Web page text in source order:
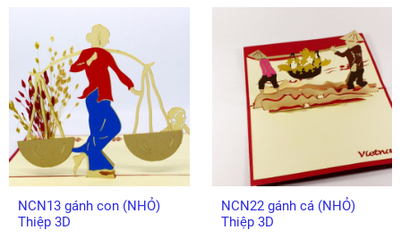
NCN13 gánh con (NHỎ)
Thiệp 3D
NCN22 gánh cá (NHỎ)
Thiệp 3D